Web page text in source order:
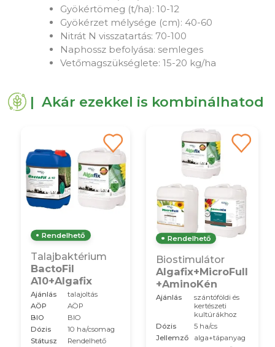
Gyökértömeg (t/ha): 10-12
Gyökérzet mélysége (cm): 40-60
Nitrát N visszatartás: 70-100
Naphossz befolyása: semleges
Vetőmagszükséglete: 15-20 kg/ha
| Akár ezekkel is kombinálhatod
Rendelhető
Talajbaktérium
BactoFil
A10+Algafix
Ajánlás
talajoltás
AÖP
AÖP
BIO
BIO
Dózis
10 ha/csomag
Státusz
Rendelhető
Rendelhető
Biostimulátor
Algafix+MicroFull
+AminoKén
Ajánlás
szántóföldi és
kertészeti
kultúrákhoz
Dózis
5 ha/cs
Jellemző
alga+tápanyag